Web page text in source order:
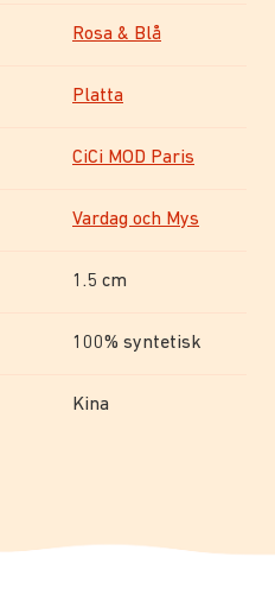
Rosa & Blå
Platta
CiCi MOD Paris
Vardag och Mys
1.5 cm
100% syntetisk
Kina